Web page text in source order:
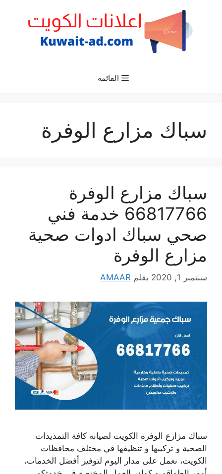
القائمة
سباك مزارع الوفرة
سباك مزارع الوفرة
66817766 خدمة فني
صحي سباك ادوات صحية
مزارع الوفرة
سبتمبر 1, 2020 بقلم AMAAR
سباك مزارع الوفرة الكويت لصيانة كافة التمديدات
الصحية و تركيبها و تنظيفها في مختلف محافظات
الكويت، نعمل على مدار اليوم لتوفير أفضل الخدمات،